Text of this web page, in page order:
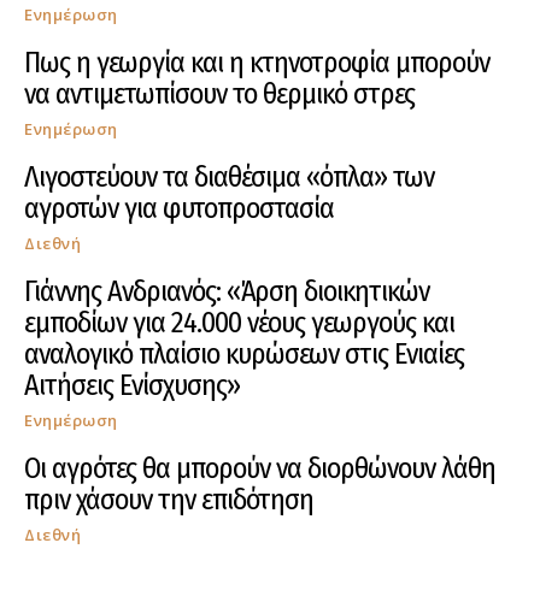
Ενημέρωση
Πως η γεωργία και η κτηνοτροφία μπορούν
να αντιμετωπίσουν το θερμικό στρες
Ενημέρωση
Λιγοστεύουν τα διαθέσιμα «όπλα» των
αγροτών για φυτοπροστασία
Διεθνή
Γιάννης Ανδριανός: «Άρση διοικητικών
εμποδίων για 24.000 νέους γεωργούς και
αναλογικό πλαίσιο κυρώσεων στις Ενιαίες
Αιτήσεις Ενίσχυσης»
Ενημέρωση
Οι αγρότες θα μπορούν να διορθώνουν λάθη
πριν χάσουν την επιδότηση
Διεθνή